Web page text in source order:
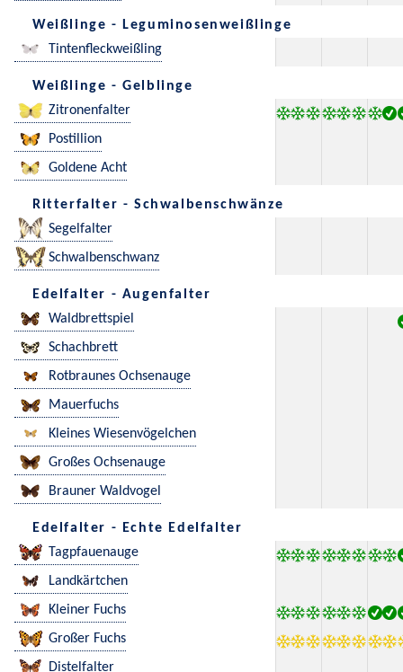
Weißlinge - Leguminosenweißlinge
Tintenfleckweißling
Weißlinge - Gelblinge
Zitronenfalter
Postillion
Goldene Acht
Ritterfalter - Schwalbenschwänze
Segelfalter
Schwalbenschwanz
Edelfalter - Augenfalter
Waldbrettspiel
Schachbrett
Rotbraunes Ochsenauge
Mauerfuchs
Kleines Wiesenvögelchen
Großes Ochsenauge
Brauner Waldvogel
Edelfalter - Echte Edelfalter
Tagpfauenauge
Landkärtchen
Kleiner Fuchs
Großer Fuchs
Distelfalter